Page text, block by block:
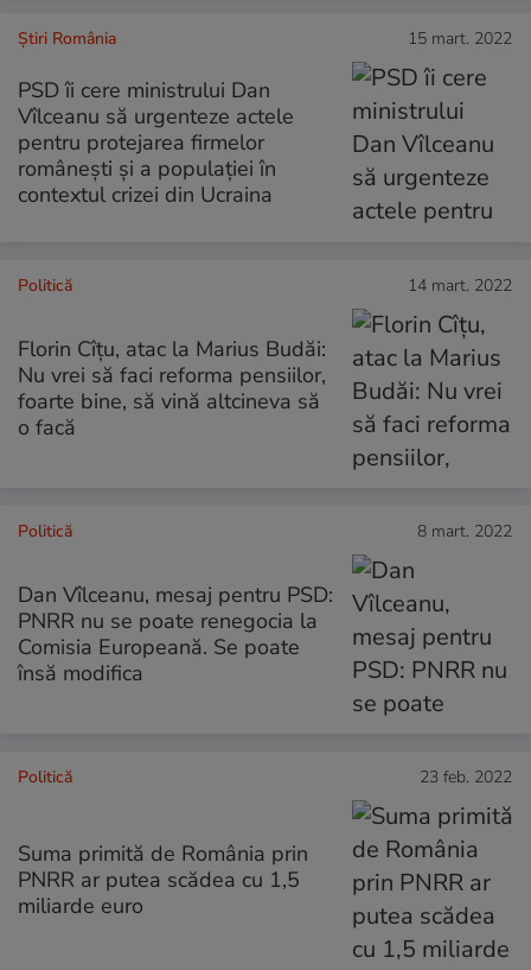
Știri România 15 mart. 2022
PSD îi cere ministrului Dan
Vîlceanu să urgenteze actele
pentru protejarea firmelor
românești și a populației în
contextul crizei din Ucraina
Politică 14 mart. 2022
Florin Cîțu, atac la Marius Budăi:
Nu vrei să faci reforma pensiilor,
foarte bine, să vină altcineva să
o facă
Politică 8 mart. 2022
Dan Vîlceanu, mesaj pentru PSD:
PNRR nu se poate renegocia la
Comisia Europeană. Se poate
însă modifica
Politică 23 feb. 2022
Suma primită de România prin
PNRR ar putea scădea cu 1,5
miliarde euro